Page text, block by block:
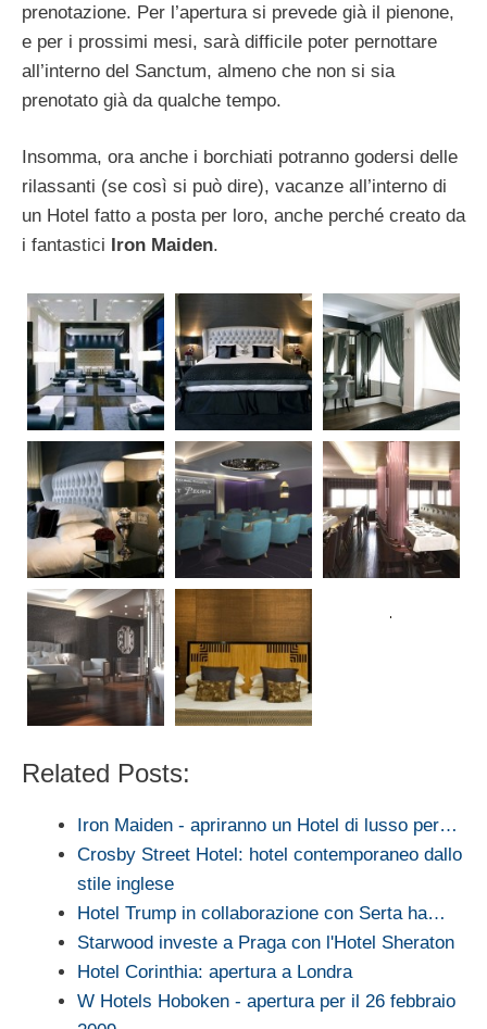
prenotazione. Per l’apertura si prevede già il pienone,
e per i prossimi mesi, sarà difficile poter pernottare
all’interno del Sanctum, almeno che non si sia
prenotato già da qualche tempo.
Insomma, ora anche i borchiati potranno godersi delle
rilassanti (se così si può dire), vacanze all’interno di
un Hotel fatto a posta per loro, anche perché creato da
i fantastici
Iron Maiden.
Related Posts:
Iron Maiden - apriranno un Hotel di lusso per…
Crosby Street Hotel: hotel contemporaneo dallo
stile inglese
Hotel Trump in collaborazione con Serta ha…
Starwood investe a Praga con l'Hotel Sheraton
Hotel Corinthia: apertura a Londra
W Hotels Hoboken - apertura per il 26 febbraio